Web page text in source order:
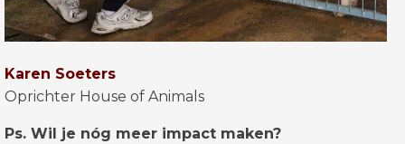
Karen Soeters
Oprichter House of Animals
Ps. Wil je nóg meer impact maken?